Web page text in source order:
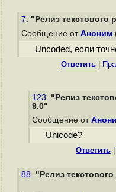
7. "Релиз текстового
Сообщение от Аноним
Uncoded, если
Ответить
123. "Релиз
9.0"
Сообщение от
Unicode?
Ответить
88. "Релиз